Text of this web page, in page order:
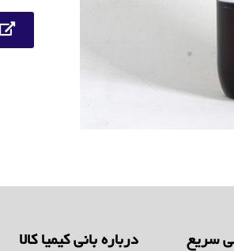
سریع درباره بانی کیمیا کالا